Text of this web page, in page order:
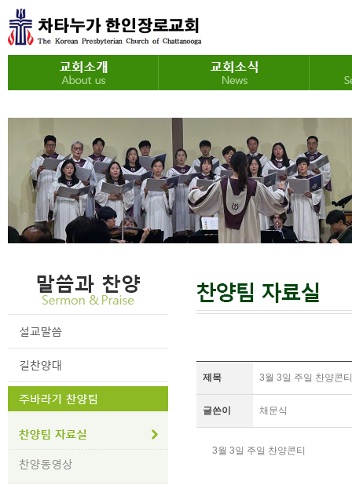
제목 3월 3일 주일 찬양콘티
글쓴이 채문식
3월 3일 주일 찬양콘티